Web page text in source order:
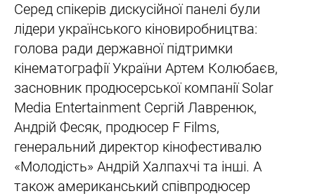
Серед спікерів дискусійної панелі були
лідери українського кіновиробництва:
голова ради державної підтримки
кінематографії України Артем Колюбаєв,
засновник продюсерської компанії Solar
Media Entertainment Сергій Лавренюк,
Андрій Фесяк, продюсер F Films,
генеральний директор кінофестивалю
«Молодість» Андрій Халпахчі та інші. А
також американський співпродюсер